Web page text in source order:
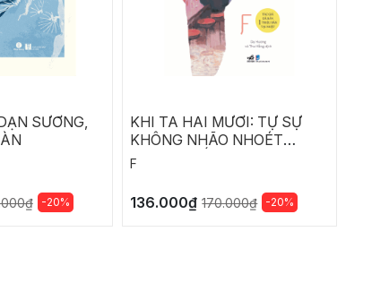
SƯƠNG,
-20%
KHI TA HAI MƯƠI: TỰ SỰ
KHÔNG NHÃO NHOÉT
CÙNG TRIẾT LÝ KHÔNG
THÀNH
F
136.000₫ 170.000₫ -20%